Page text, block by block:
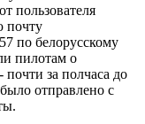
пользователя
почту
по белорусскому
пилотам о
за полчаса до
отправлено с